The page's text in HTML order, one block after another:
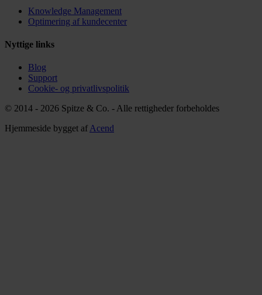
Knowledge Management
Optimering af kundecenter
Nyttige links
Blog
Support
Cookie- og privatlivspolitik
© 2014 - 2026 Spitze & Co. -Alle rettigheder forbeholdes
Hjemmeside bygget afAcend